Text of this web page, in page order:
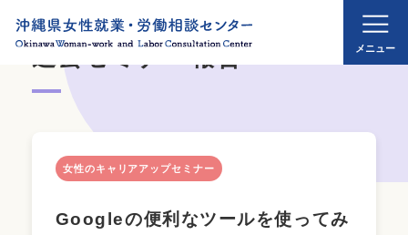
過去セミナー報告
女性のキャリアアップセミナー
Googleの便利なツールを使ってみ